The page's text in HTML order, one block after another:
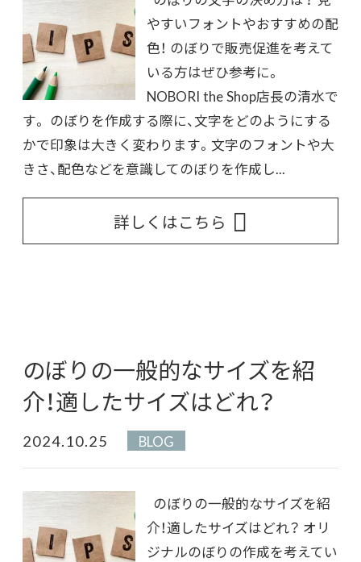
やすいフォントやおすすめの配
色！ のぼりで販売促進を考えて
いる方はぜひ参考に。
NOBORI the Shop店長の清水で
す。 のぼりを作成する際に、文字をどのようにする
かで印象は大きく変わります。文字のフォントや大
きさ、配色などを意識してのぼりを作成し...
詳しくはこちら
のぼりの一般的なサイズを紹
介！適したサイズはどれ？
2024.10.25 BLOG
のぼりの一般的なサイズを紹
介！適したサイズはどれ？ オリ
ジナルのぼりの作成を考えてい